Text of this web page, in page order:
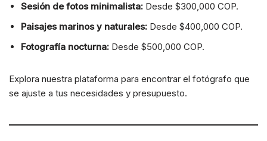
Sesión de fotos minimalista: Desde $300,000 COP.
Paisajes marinos y naturales: Desde $400,000 COP.
Fotografía nocturna: Desde $500,000 COP.
Explora nuestra plataforma para encontrar el fotógrafo que
se ajuste a tus necesidades y presupuesto.